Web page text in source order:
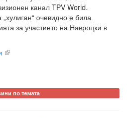
канал TPV World.
очевидно е била
за участието на Навроцки в
по темата